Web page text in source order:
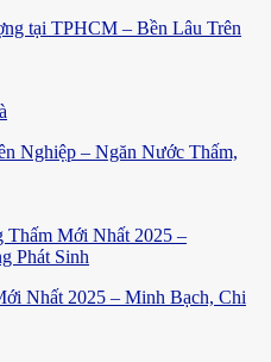
tại TPHCM – Bền Lâu Trên
Nghiệp – Ngăn Nước Thấm,
Nhất 2025 – Minh Bạch, Chi